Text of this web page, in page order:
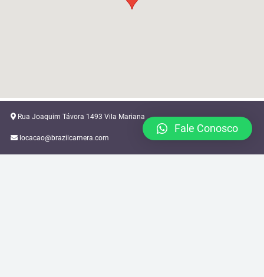
Rua Joaquim Távora 1493 Vila Mariana
locacao@brazilcamera.com
Fale Conosco